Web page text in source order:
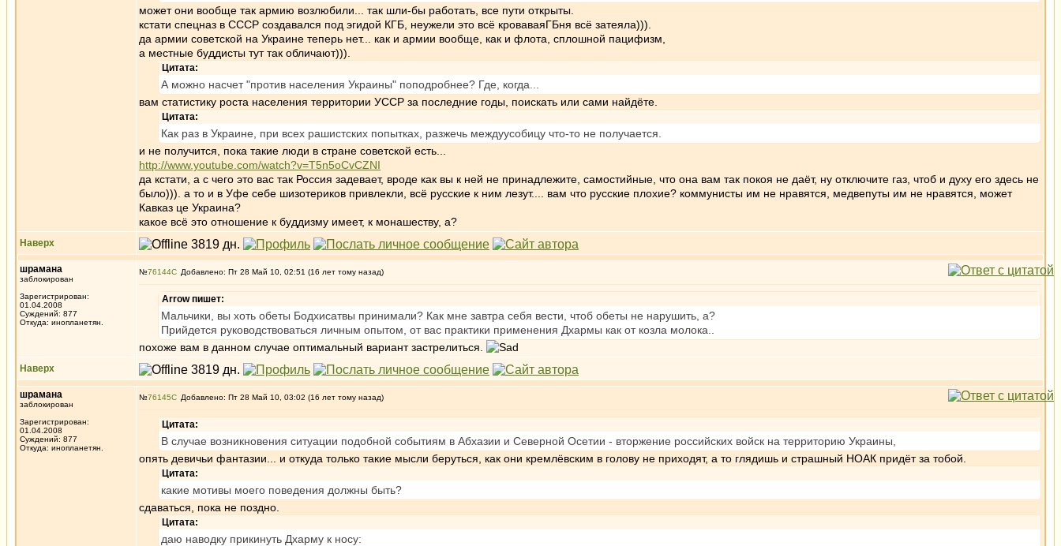
может они вообще так армию возлюбили... так шли-бы работать, все пути открыты.
кстати спецназ в СССР создавался под эгидой КГБ, неужели это всё кроваваяГБня всё затеяла))).
да армии советской на Украине теперь нет... как и армии вообще, как и флота, сплошной пацифизм,
а местные буддисты тут так обличают))).
Цитата:
А можно насчет "против населения Украины" поподробнее? Где, когда...
вам статистику роста населения территории УССР за последние годы, поискать или сами найдёте.
Цитата:
Как раз в Украине, при всех рашистских попытках, разжечь междуусобицу что-то не получается.
и не получится, пока такие люди в стране советской есть...
http://www.youtube.com/watch?v=T5n5oCvCZNI
да кстати, а с чего это вас так Россия задевает, вроде как вы к ней не принадлежите, самостийные, что она вам так покоя не даёт, ну отключите газ, чтоб и духу его здесь не
было))). а то и в Уфе себе шизотериков привлекли, всё русские к ним лезут.... вам что русские плохие? коммунисты им не нравятся, медвепуты им не нравятся, может
Кавказ це Украина?
какое всё это отношение к буддизму имеет, к монашеству, а?
Наверх
шрамана
заблокирован
Зарегистрирован:
01.04.2008
Суждений: 877
Откуда: инопланетян.
№76144 Добавлено: Пт 28 Май 10, 02:51 (16 лет тому назад)
Arrow пишет:
Мальчики, вы хоть обеты Бодхисатвы принимали? Как мне завтра себя вести, чтоб обеты не нарушить, а?
Прийдется руководствоваться личным опытом, от вас практики применения Дхармы как от козла молока..
похоже вам в данном случае оптимальный вариант застрелиться.
Наверх
шрамана
заблокирован
Зарегистрирован:
01.04.2008
Суждений: 877
Откуда: инопланетян.
№76145 Добавлено: Пт 28 Май 10, 03:02 (16 лет тому назад)
Цитата:
В случае возникновения ситуации подобной событиям в Абхазии и Северной Осетии - вторжение российских войск на территорию Украины,
опять девичьи фантазии... и откуда только такие мысли беруться, как они кремлёвским в голову не приходят, а то глядишь и страшный НОАК придёт за тобой.
Цитата:
какие мотивы моего поведения должны быть?
сдаваться, пока не поздно.
Цитата:
даю наводку прикинуть Дхарму к носу: